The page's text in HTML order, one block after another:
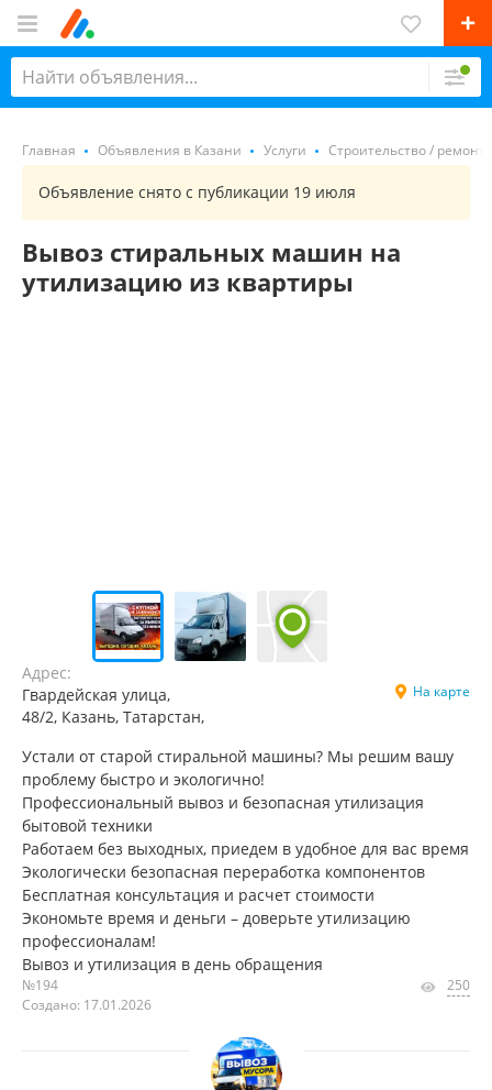
Главная Объявления в Казани Услуги Строительство / ремонт
Объявление снято с публикации 19 июля
Вывоз стиральных машин на
утилизацию из квартиры
Адрес:
Гвардейская улица,
48/2, Казань, Татарстан,
На карте
Устали от старой стиральной машины? Мы решим вашу
проблему быстро и экологично!
Профессиональный вывоз и безопасная утилизация
бытовой техники
Работаем без выходных, приедем в удобное для вас время
Экологически безопасная переработка компонентов
Бесплатная консультация и расчет стоимости
Экономьте время и деньги – доверьте утилизацию
профессионалам!
Вывоз и утилизация в день обращения
№194
Создано: 17.01.2026
250